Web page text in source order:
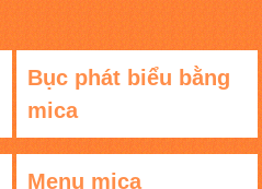
Bục phát biểu bằng
mica
Menu mica